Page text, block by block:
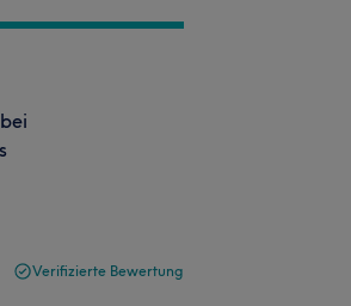
Verifizierte Bewertung